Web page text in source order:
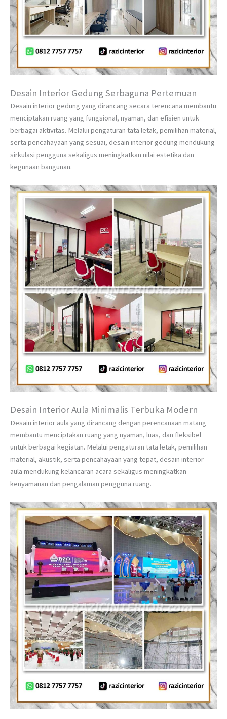
Desain Interior Gedung Serbaguna Pertemuan
Desain interior gedung yang dirancang secara terencana membantu
menciptakan ruang yang fungsional, nyaman, dan efisien untuk
berbagai aktivitas. Melalui pengaturan tata letak, pemilihan material,
serta pencahayaan yang sesuai, desain interior gedung mendukung
sirkulasi pengguna sekaligus meningkatkan nilai estetika dan
kegunaan bangunan.
Desain Interior Aula Minimalis Terbuka Modern
Desain interior aula yang dirancang dengan perencanaan matang
membantu menciptakan ruang yang nyaman, luas, dan fleksibel
untuk berbagai kegiatan. Melalui pengaturan tata letak, pemilihan
material, akustik, serta pencahayaan yang tepat, desain interior
aula mendukung kelancaran acara sekaligus meningkatkan
kenyamanan dan pengalaman pengguna ruang.